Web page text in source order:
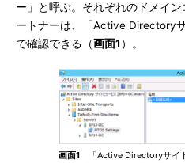
ー」と呼ぶ。それぞれのドメイ
ートナーは、「Active Directory
で確認できる（画面1 ）。
画面1 「Active Directoryサイ